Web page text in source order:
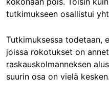
tutkimukseen osallistui
Tutkimuksessa todetaan,
joissa rokotukset on
raskauskolmanneksen
suurin osa on vielä